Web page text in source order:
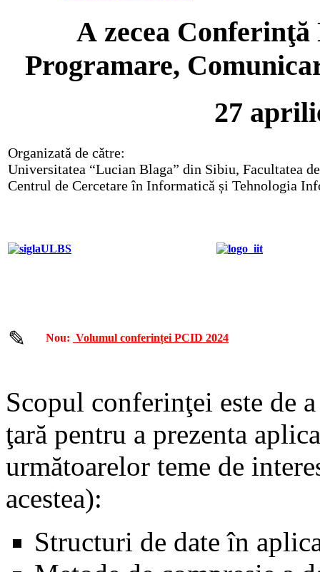
A zecea
Programare,
27
Organizată de către:
Universitatea “Lucian Blaga” din Sibiu, Facultatea
Centrul de Cercetare în Informatică și Tehnologia
✎ Nou: Volumul conferinței PCID 2024
Scopul conferinţei este de
ţară pentru a prezenta
următoarelor teme de
acestea):
Structuri de date în